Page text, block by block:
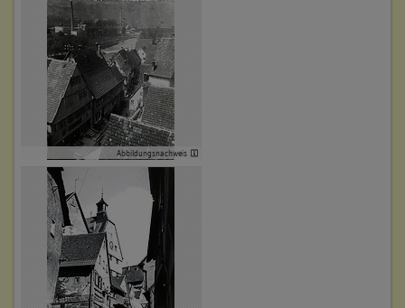
44. Beinhaltet
Bauteil:
45. Beinhaltet
Bauteil:
Wohnhaus, Vorstadt 7
46. Beinhaltet
Bauteil:
Wohnhaus, Vorstadt 5
47. Beinhaltet
Bauteil:
Abgegangenes Wohnhaus,
48. Beinhaltet
Bauteil:
49. Beinhaltet
Bauteil:
Hotel und Restaurant "Ortel",
Vorstadt 40
Abbildungsnachweis